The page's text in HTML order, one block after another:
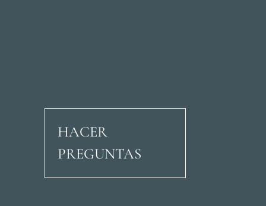
Avenida Ricardo
HACER
PREGUNTAS